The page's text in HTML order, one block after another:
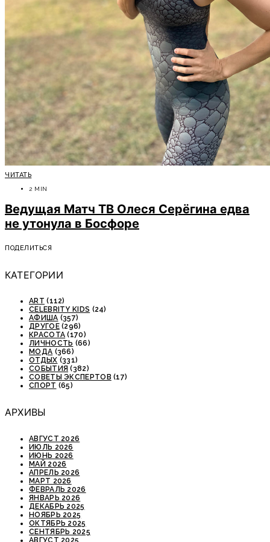
ЧИТАТЬ
2 MIN
Ведущая Матч ТВ Олеся Серёгина едва
не утонула в Босфоре
ПОДЕЛИТЬСЯ
КАТЕГОРИИ
ART (112)
CELEBRITY KIDS (24)
АФИША (357)
ДРУГОЕ(296)
КРАСОТА (170)
ЛИЧНОСТЬ (66)
МОДА (366)
ОТДЫХ (331)
СОБЫТИЯ (382)
СОВЕТЫ ЭКСПЕРТОВ (17)
СПОРТ (65)
АРХИВЫ
АВГУСТ 2026
ИЮЛЬ 2026
ИЮНЬ 2026
МАЙ 2026
АПРЕЛЬ 2026
МАРТ 2026
ФЕВРАЛЬ 2026
ЯНВАРЬ 2026
ДЕКАБРЬ 2025
НОЯБРЬ 2025
ОКТЯБРЬ 2025
СЕНТЯБРЬ 2025
АВГУСТ 2025